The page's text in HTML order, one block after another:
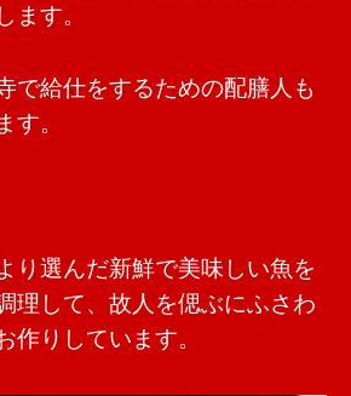
ます。
で給仕をするための配膳人も
す。
り選んだ新鮮で美味しい魚を
理して、故人を偲ぶにふさわ
作りしています。